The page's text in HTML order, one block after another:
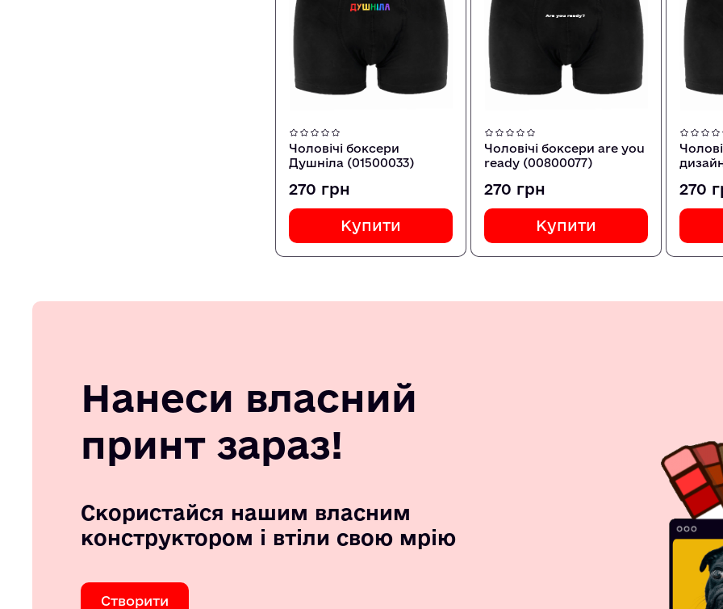
Чоловічі боксери
Душніла (01500033)
270 грн
Купити
Чоловічі боксери are you
ready (00800077)
270 грн
Купити
270
Нанеси власний
принт зараз!
Скористайся нашим власним
конструктором і втіли свою мрію
Створити